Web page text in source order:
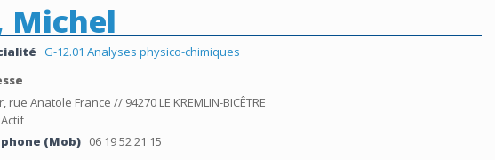
Michel
G-12.01 Analyses physico-chimiques
rue Anatole France // 94270 LE KREMLIN-BICÊTRE
(Mob) 06 19 52 21 15